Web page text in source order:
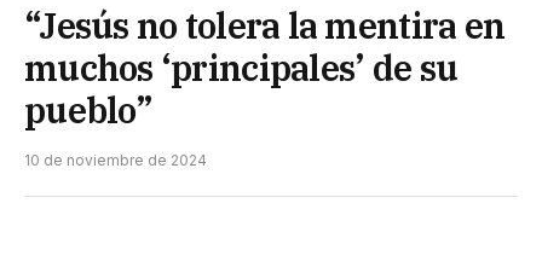
“Jesús no tolera la mentira en
muchos ‘principales’ de su
pueblo”
10 de noviembre de 2024